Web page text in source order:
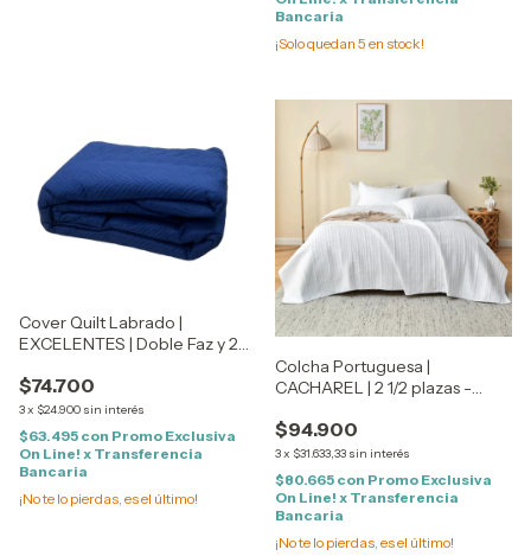
Bancaria
¡Solo quedan 5 en stock!
Cover Quilt Labrado |
EXCELENTES | Doble Faz y 2
Plaza - QUEEN Size
$74.700
3x $24.900 sin interés
$63.495 con Promo Exclusiva
On Line! x Transferencia
Bancaria
¡No te lo pierdas, es el último!
Colcha Portuguesa |
CACHAREL | 2 1/2 plazas -
ESPECTACULAR!!!
$94.900
3x $31.633,33 sin interés
$80.665 con Promo Exclusiva
On Line! x Transferencia
Bancaria
¡No te lo pierdas, es el último!